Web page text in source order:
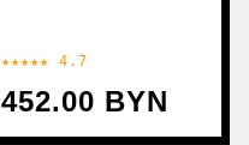
★★★★★ 4.7
452.00 BYN